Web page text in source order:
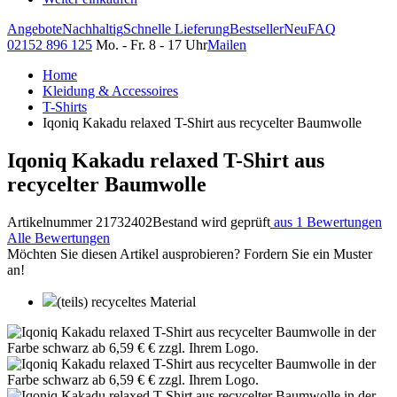
AngeboteNachhaltigSchnelle LieferungBestsellerNeuFAQ
02152 896 125 Mo. - Fr. 8 - 17 UhrMailen
Home
Kleidung & Accessoires
T-Shirts
Iqoniq Kakadu relaxed T-Shirt aus recycelter Baumwolle
Iqoniq Kakadu relaxed T-Shirt aus
recycelter Baumwolle
Artikelnummer 21732402Bestand wird geprüft aus 1 Bewertungen
Alle Bewertungen
Möchten Sie diesen Artikel ausprobieren? Fordern Sie ein Muster
an!
(teils) recyceltes Material